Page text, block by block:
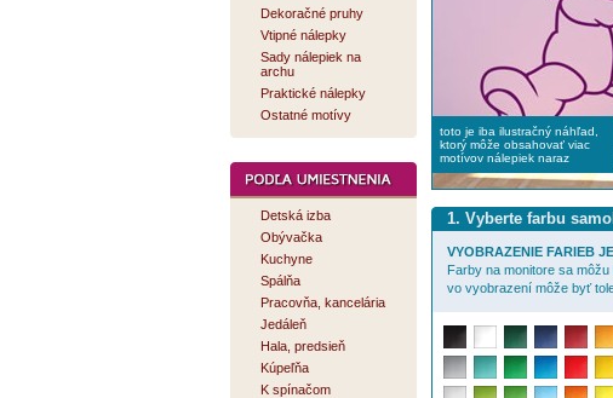
Dekoračné pruhy
Vtipné nálepky
Sady nálepiek na
archu
Praktické nálepky
Ostatné motívy
Detská izba
Obývačka
Kuchyne
Spálňa
Pracovňa, kancelária
Jedáleň
Hala, predsieň
Kúpeľňa
K spínačom
toto je iba ilustračný náhľad,
ktorý môže obsahovať viac
motívov nálepiek naraz
1. Vyberte farbu
VYOBRAZENIE FARIEB
Farby na monitore sa
vo vyobrazení môže byť